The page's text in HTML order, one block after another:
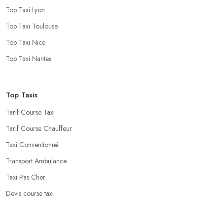
Top Taxi Lyon
Top Taxi Toulouse
Top Taxi Nice
Top Taxi Nantes
Top Taxis
Tarif Course Taxi
Tarif Course Chauffeur
Taxi Conventionné
Transport Ambulance
Taxi Pas Cher
Devis course taxi